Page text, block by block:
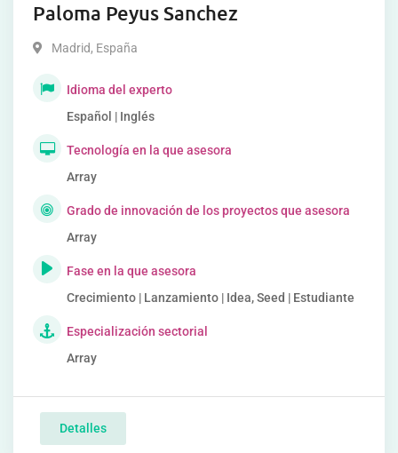
Paloma Peyus Sanchez
Madrid, España
Idioma del experto
Español | Inglés
Tecnología en la que asesora
Array
Grado de innovación de los proyectos que asesora
Array
Fase en la que asesora
Crecimiento | Lanzamiento | Idea, Seed | Estudiante
Especialización sectorial
Array
Detalles